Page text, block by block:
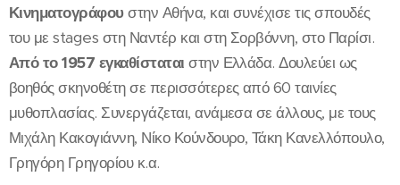
Κινηματογράφουστην Αθήνα, και συνέχισε τις σπουδές
του με stages στη Ναντέρ και στη Σορβόννη, στο Παρίσι.
Από το 1957 εγκαθίσταταιστην Ελλάδα. Δουλεύει ως
βοηθός σκηνοθέτη σε περισσότερες από 60 ταινίες
μυθοπλασίας. Συνεργάζεται, ανάμεσα σε άλλους, με τους
Μιχάλη Κακογιάννη, Νίκο Κούνδουρο, Τάκη Κανελλόπουλο,
Γρηγόρη Γρηγορίου κ.α.